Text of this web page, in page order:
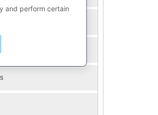
and perform certain